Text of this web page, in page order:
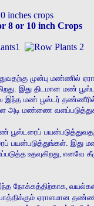
10 inch Crops
முன்பு மண்ணில்
இது திடமான மண்
இந்த மண் பூஸ்டர்
அடி மண்ணை
பூஸ்டரைப்
பயன்படுத்துங்கள். இது
உதவுகிறது, எனவே
இந்த நோக்கத்திற்காக,
ஏராளமான